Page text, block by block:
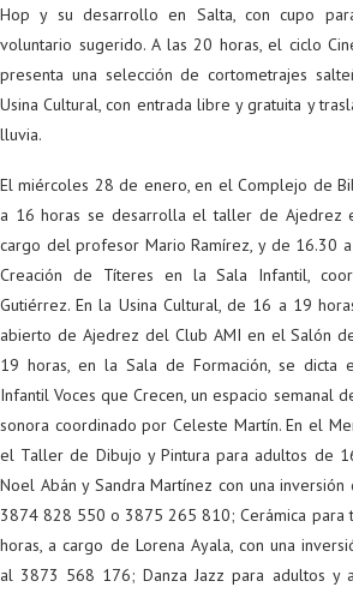
Hop y su desarrollo en Salta, con cupo
voluntario sugerido. A las 20 horas, el ciclo
presenta una selección de cortometrajes
Usina Cultural, con entrada libre y gratuita y
lluvia.
El miércoles 28 de enero, en el Complejo de
a 16 horas se desarrolla el taller de Ajedrez
cargo del profesor Mario Ramírez, y de 16.30
Creación de Títeres en la Sala Infantil,
Gutiérrez. En la Usina Cultural, de 16 a 19
abierto de Ajedrez del Club AMI en el Salón
19 horas, en la Sala de Formación, se dicta
Infantil Voces que Crecen, un espacio semanal
sonora coordinado por Celeste Martín. En el
el Taller de Dibujo y Pintura para adultos de
Noel Abán y Sandra Martínez con una
3874 828 550 o 3875 265 810; Cerámica para
horas, a cargo de Lorena Ayala, con una
al 3873 568 176; Danza Jazz para adultos y